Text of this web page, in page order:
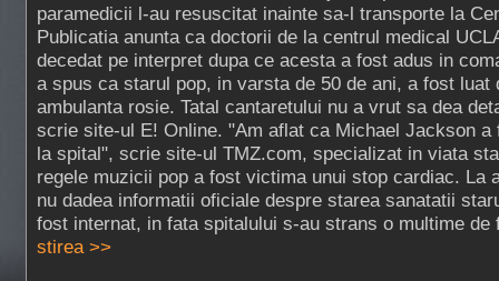
paramedicii l-au resuscitat inainte sa-l transporte la
Publicatia anunta ca doctorii de la centrul medical
decedat pe interpret dupa ce acesta a fost adus in
a spus ca starul pop, in varsta de 50 de ani, a fost luat
ambulanta rosie. Tatal cantaretului nu a vrut sa dea
scrie site-ul E! Online. "Am aflat ca Michael Jackson a
la spital", scrie site-ul TMZ.com, specializat in viata
regele muzicii pop a fost victima unui stop cardiac. La
nu dadea informatii oficiale despre starea sanatatii
fost internat, in fata spitalului s-au strans o multime
stirea >>